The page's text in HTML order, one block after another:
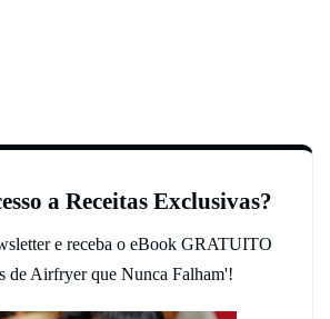
a Receitas Exclusivas?
e receba o eBook GRATUITO
de Airfryer que Nunca Falham'!